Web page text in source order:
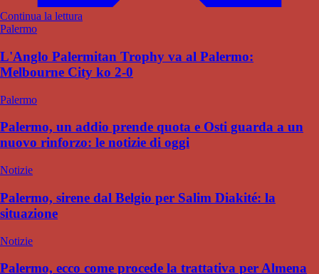
Continua la lettura
Palermo
L'Anglo Palermitan Trophy va al Palermo:
Melbourne City ko 2-0
Palermo
Palermo, un addio prende quota e Osti guarda a un
nuovo rinforzo: le notizie di oggi
Notizie
Palermo, sirene dal Belgio per Salim Diakité: la
situazione
Notizie
Palermo, ecco come procede la trattativa per Almena